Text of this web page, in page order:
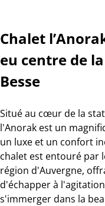
Chalet
eu centre de
Besse
Situé au cœur de la
l'Anorak est un
un luxe et un confort
chalet est entouré par
région d'Auvergne,
d'échapper à
s'immerger dans la